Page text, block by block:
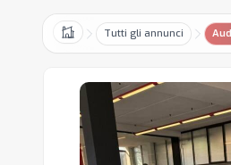
Home Tutti gli annunci